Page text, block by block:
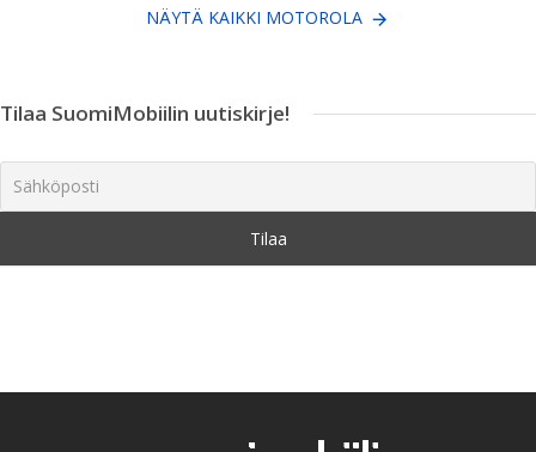
NÄYTÄ KAIKKI MOTOROLA
Tilaa SuomiMobiilin uutiskirje!